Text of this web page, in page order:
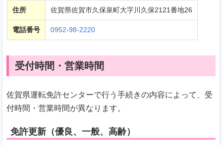
住所 佐賀県佐賀市久保泉町大字川久保2121番地26
電話番号 0952-98-2220
受付時間・営業時間
佐賀県運転免許センターで行う手続きの内容によって、受
付時間・営業時間が異なります。
免許更新（優良、一般、高齢）